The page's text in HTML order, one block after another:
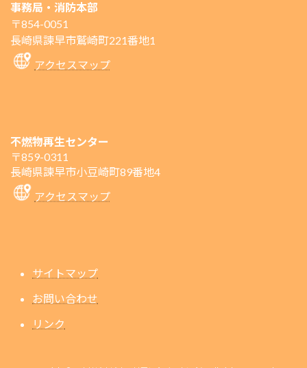
事務局・消防本部
〒854-0051
長崎県諫早市鷲崎町221番地1
アクセスマップ
不燃物再生センター
〒859-0311
長崎県諫早市小豆崎町89番地4
アクセスマップ
サイトマップ
お問い合わせ
リンク